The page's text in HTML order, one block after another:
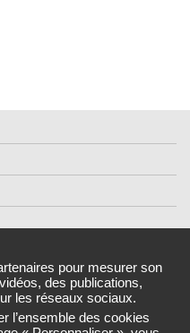
pour mesurer son
des publications,
les réseaux sociaux.
l’ensemble des cookies